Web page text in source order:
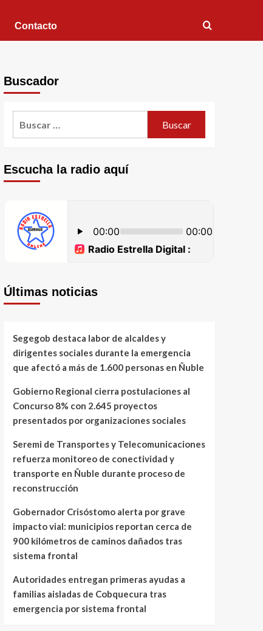
Contacto
Buscador
Escucha la radio aquí
Últimas noticias
Segegob destaca labor de alcaldes y
dirigentes sociales durante la emergencia
que afectó a más de 1.600 personas en Ñuble
Gobierno Regional cierra postulaciones al
Concurso 8% con 2.645 proyectos
presentados por organizaciones sociales
Seremi de Transportes y Telecomunicaciones
refuerza monitoreo de conectividad y
transporte en Ñuble durante proceso de
reconstrucción
Gobernador Crisóstomo alerta por grave
impacto vial: municipios reportan cerca de
900 kilómetros de caminos dañados tras
sistema frontal
Autoridades entregan primeras ayudas a
familias aisladas de Cobquecura tras
emergencia por sistema frontal